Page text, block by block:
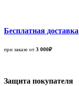
Бесплатная доставка
при заказе от 3 000₽
Защита покупателя